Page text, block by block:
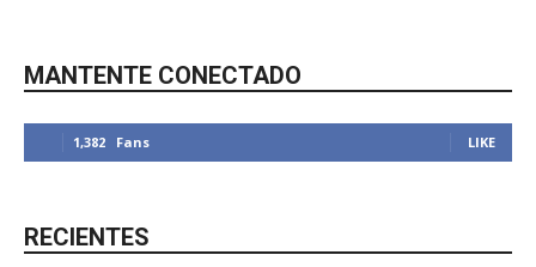
MANTENTE CONECTADO
1,382 Fans LIKE
RECIENTES